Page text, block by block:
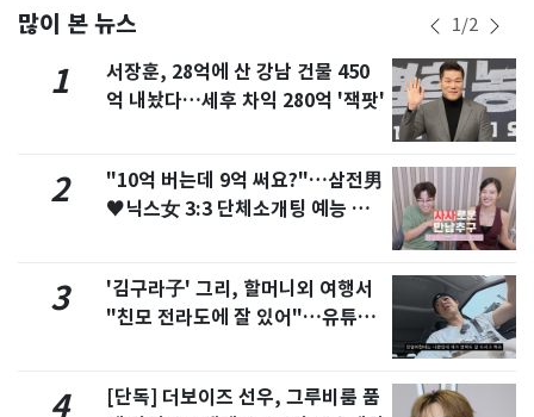
많이 본 뉴스 1/2
1
서장훈, 28억에 산 강남 건물 450
억 내놨다…세후 차익 280억 '잭팟'
2
"10억 버는데 9억 써요?"…삼전男
♥닉스女 3:3 단체소개팅 예능 화
3
'김구라子' 그리, 할머니외 여행서
"친모 전라도에 잘 있어"…유튜브
4
[단독] 더보이즈 선우, 그루비룸 품